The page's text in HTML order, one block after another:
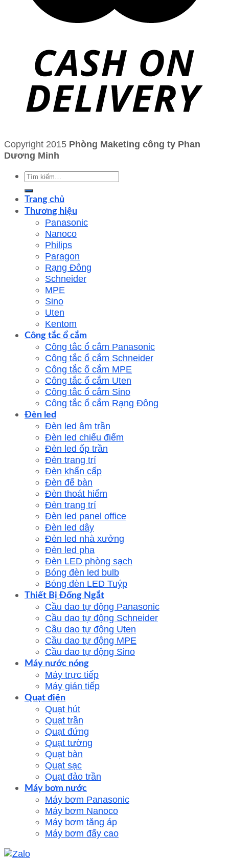
Copyright 2015 Phòng Maketing công ty Phan
Dương Minh
Tìm
Trang chủ
Thương hiệu
Panasonic
Nanoco
Philips
Paragon
Rạng Đông
Schneider
MPE
Sino
Uten
Kentom
Công tắc ổ cắm
Công tắc ổ cắm Panasonic
Công tắc ổ cắm Schneider
Công tắc ổ cắm MPE
Công tắc ổ cắm Uten
Công tắc ổ cắm Sino
Công tắc ổ cắm Rạng Đông
Đèn led
Đèn led âm trần
Đèn led chiếu điểm
Đèn led ốp trần
Đèn trang trí
Đèn khẩn cấp
Đèn để bàn
Đèn thoát hiểm
Đèn trang trí
Đèn led panel office
Đèn led dây
Đèn led nhà xưởng
Đèn led pha
Đèn LED phòng sạch
Bóng đèn led bulb
Bóng đèn LED Tuýp
Thiết Bị Đống Ngắt
Cầu dao tự động Panasonic
Cầu dao tự động Schneider
Cầu dao tự động Uten
Cầu dao tự động MPE
Cầu dao tự động Sino
Máy nước nóng
Máy trực tiếp
Máy gián tiếp
Quạt điện
Quạt hút
Quạt trần
Quạt đứng
Quạt tường
Quạt bàn
Quạt sạc
Quạt đảo trần
Máy bơm nước
Máy bơm Panasonic
Máy bơm Nanoco
Máy bơm tăng áp
Máy bơm đẩy cao